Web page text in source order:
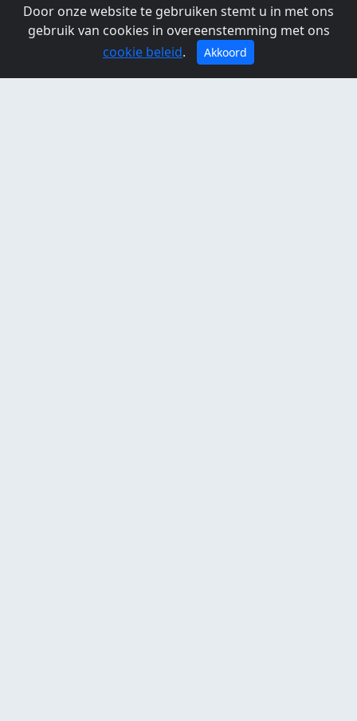
Standort Zuiderwoude, Erholungsgebiet Twiske-
Waterland
Zuiderwoude
Door onze website te gebruiken stemt u in met ons
gebruik van cookies in overeenstemming met ons
cookie beleid. Akkoord